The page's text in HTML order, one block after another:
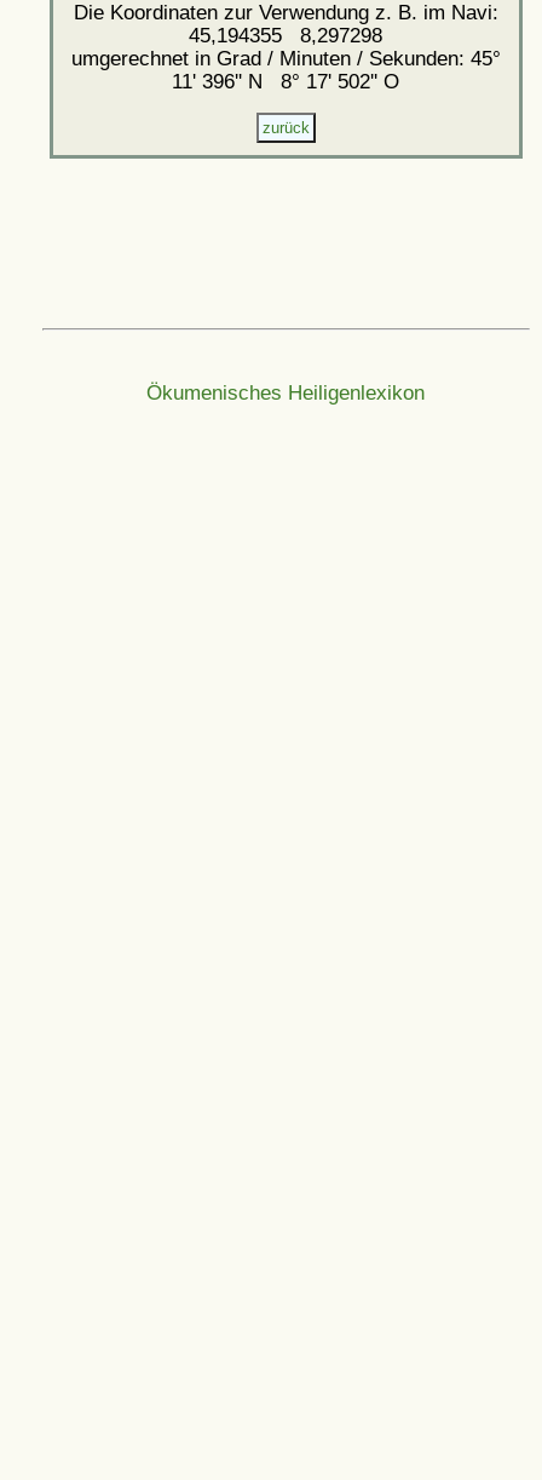
Die Koordinaten zur Verwendung z. B. im Navi:
45,194355 8,297298
umgerechnet in Grad / Minuten / Sekunden: 45°
11' 396'' N 8° 17' 502'' O
Ökumenisches Heiligenlexikon